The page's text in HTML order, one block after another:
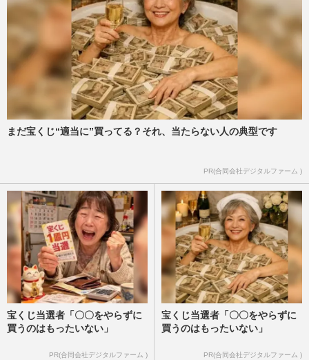
まだ宝くじ“適当に”買ってる？それ、当たらない人の典型です
PR(合同会社デジタルファーム )
宝くじ当選者「〇〇をやらずに
買うのはもったいない」
PR(合同会社デジタルファーム )
宝くじ当選者「〇〇をやらずに
買うのはもったいない」
PR(合同会社デジタルファーム )